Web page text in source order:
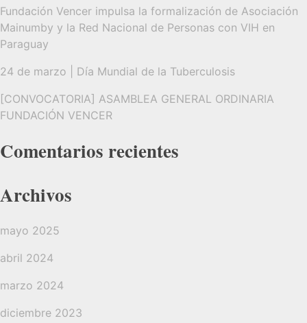
Fundación Vencer impulsa la formalización de Asociación
Mainumby y la Red Nacional de Personas con VIH en
Paraguay
24 de marzo | Día Mundial de la Tuberculosis
[CONVOCATORIA] ASAMBLEA GENERAL ORDINARIA
FUNDACIÓN VENCER
Comentarios recientes
Archivos
mayo 2025
abril 2024
marzo 2024
diciembre 2023